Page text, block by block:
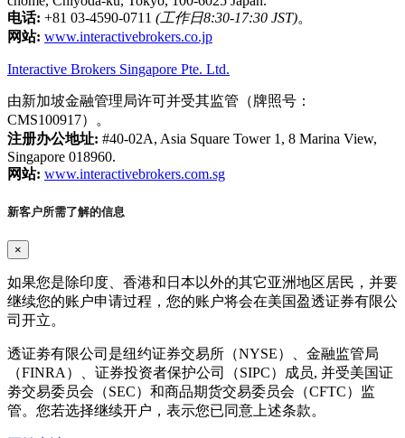
电话: +81 03-4590-0711 (工作日8:30-17:30 JST)。
网站: www.interactivebrokers.co.jp
Interactive Brokers Singapore Pte. Ltd.
由新加坡金融管理局许可并受其监管（牌照号：
CMS100917）。
注册办公地址: #40-02A, Asia Square Tower 1, 8 Marina View,
Singapore 018960.
网站: www.interactivebrokers.com.sg
新客户所需了解的信息
×
如果您是除印度、香港和日本以外的其它亚洲地区居民，并要
继续您的账户申请过程，您的账户将会在美国盈透证券有限公
司开立。
透证劵有限公司是纽约证券交易所（NYSE）、金融监管局
（FINRA）、证券投资者保护公司（SIPC）成员, 并受美国证
劵交易委员会（SEC）和商品期货交易委员会（CFTC）监
管。您若选择继续开户，表示您已同意上述条款。